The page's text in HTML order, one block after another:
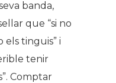
banda,
que “si no
els tinguis” i
tenir
Comptar